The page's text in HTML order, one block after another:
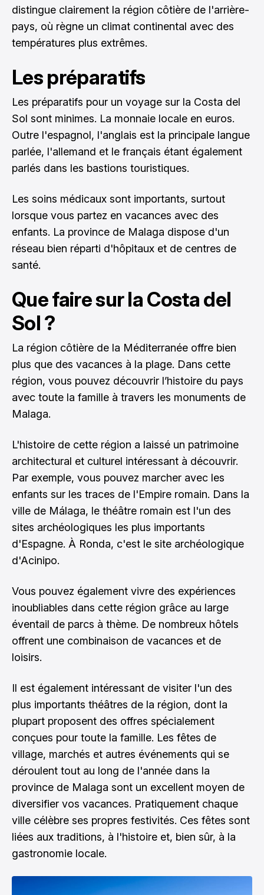
distingue clairement la région côtière de l'arrière-
pays, où règne un climat continental avec des
températures plus extrêmes.
Les préparatifs
Les préparatifs pour un voyage sur la Costa del
Sol sont minimes. La monnaie locale en euros.
Outre l'espagnol, l'anglais est la principale langue
parlée, l'allemand et le français étant également
parlés dans les bastions touristiques.
Les soins médicaux sont importants, surtout
lorsque vous partez en vacances avec des
enfants. La province de Malaga dispose d'un
réseau bien réparti d'hôpitaux et de centres de
santé.
Que faire sur la Costa del
Sol ?
La région côtière de la Méditerranée offre bien
plus que des vacances à la plage. Dans cette
région, vous pouvez découvrir l’histoire du pays
avec toute la famille à travers les monuments de
Malaga.
L'histoire de cette région a laissé un patrimoine
architectural et culturel intéressant à découvrir.
Par exemple, vous pouvez marcher avec les
enfants sur les traces de l'Empire romain. Dans la
ville de Málaga, le théâtre romain est l'un des
sites archéologiques les plus importants
d'Espagne. À Ronda, c'est le site archéologique
d'Acinipo.
Vous pouvez également vivre des expériences
inoubliables dans cette région grâce au large
éventail de parcs à thème. De nombreux hôtels
offrent une combinaison de vacances et de
loisirs.
Il est également intéressant de visiter l'un des
plus importants théâtres de la région, dont la
plupart proposent des offres spécialement
conçues pour toute la famille. Les fêtes de
village, marchés et autres événements qui se
déroulent tout au long de l'année dans la
province de Malaga sont un excellent moyen de
diversifier vos vacances. Pratiquement chaque
ville célèbre ses propres festivités. Ces fêtes sont
liées aux traditions, à l'histoire et, bien sûr, à la
gastronomie locale.